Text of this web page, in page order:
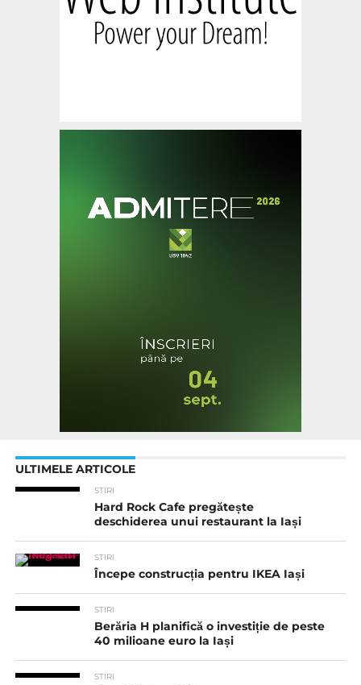
ULTIMELE ARTICOLE
STIRI
Hard Rock Cafe pregătește
deschiderea unui restaurant la Iași
STIRI
Începe construcția pentru IKEA Iași
STIRI
Berăria H planifică o investiție de peste
40 milioane euro la Iași
STIRI